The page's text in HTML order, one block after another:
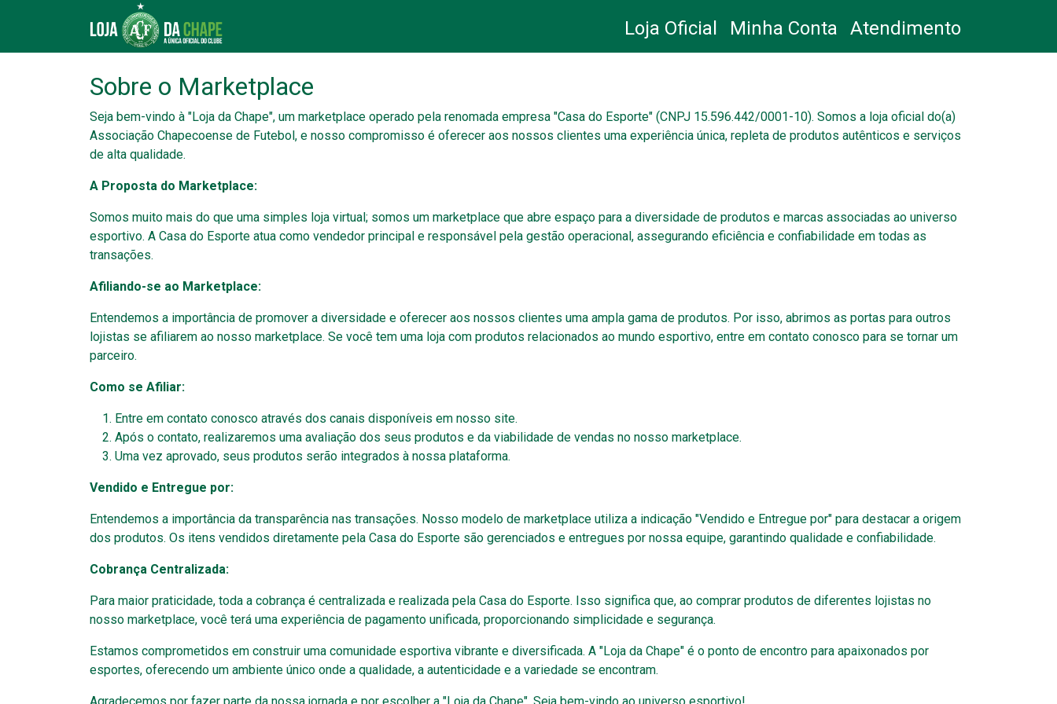
Loja Oficial Minha Conta Atendimento
Sobre o Marketplace
Seja bem-vindo à "Loja da Chape", um marketplace operado pela renomada empresa "Casa do Esporte" (CNPJ 15.596.442/0001-10). Somos a loja oficial do(a)
Associação Chapecoense de Futebol, e nosso compromisso é oferecer aos nossos clientes uma experiência única, repleta de produtos autênticos e serviços
de alta qualidade.
A Proposta do Marketplace:
Somos muito mais do que uma simples loja virtual; somos um marketplace que abre espaço para a diversidade de produtos e marcas associadas ao universo
esportivo. A Casa do Esporte atua como vendedor principal e responsável pela gestão operacional, assegurando eficiência e confiabilidade em todas as
transações.
Afiliando-se ao Marketplace:
Entendemos a importância de promover a diversidade e oferecer aos nossos clientes uma ampla gama de produtos. Por isso, abrimos as portas para outros
lojistas se afiliarem ao nosso marketplace. Se você tem uma loja com produtos relacionados ao mundo esportivo, entre em contato conosco para se tornar um
parceiro.
Como se Afiliar:
Entre em contato conosco através dos canais disponíveis em nosso site.
Após o contato, realizaremos uma avaliação dos seus produtos e da viabilidade de vendas no nosso marketplace.
Uma vez aprovado, seus produtos serão integrados à nossa plataforma.
Vendido e Entregue por:
Entendemos a importância da transparência nas transações. Nosso modelo de marketplace utiliza a indicação "Vendido e Entregue por" para destacar a origem
dos produtos. Os itens vendidos diretamente pela Casa do Esporte são gerenciados e entregues por nossa equipe, garantindo qualidade e confiabilidade.
Cobrança Centralizada:
Para maior praticidade, toda a cobrança é centralizada e realizada pela Casa do Esporte. Isso significa que, ao comprar produtos de diferentes lojistas no
nosso marketplace, você terá uma experiência de pagamento unificada, proporcionando simplicidade e segurança.
Estamos comprometidos em construir uma comunidade esportiva vibrante e diversificada. A "Loja da Chape" é o ponto de encontro para apaixonados por
esportes, oferecendo um ambiente único onde a qualidade, a autenticidade e a variedade se encontram.